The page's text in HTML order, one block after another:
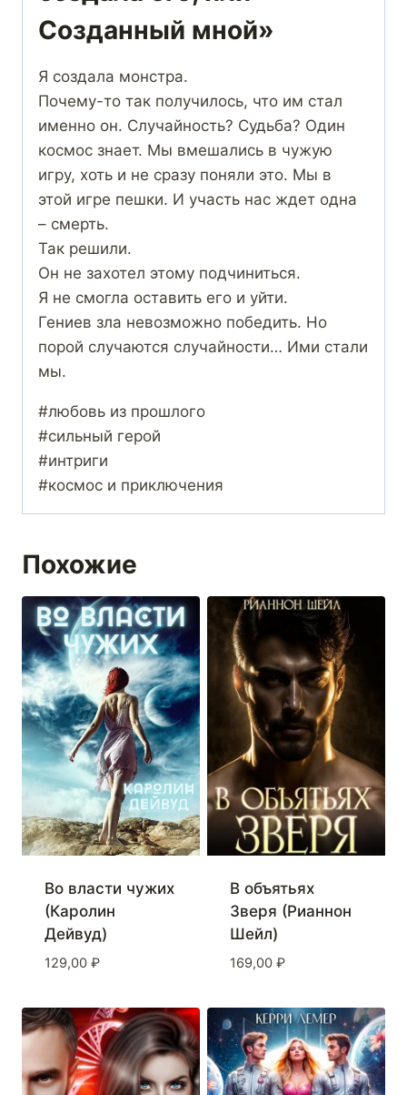
Созданный мной»
Я создала монстра.
Почему-то так получилось, что им стал
именно он. Случайность? Судьба? Один
космос знает. Мы вмешались в чужую
игру, хоть и не сразу поняли это. Мы в
этой игре пешки. И участь нас ждет одна
– смерть.
Так решили.
Он не захотел этому подчиниться.
Я не смогла оставить его и уйти.
Гениев зла невозможно победить. Но
порой случаются случайности… Ими стали
мы.
#любовь из прошлого
#сильный герой
#интриги
#космос и приключения
Похожие
Во власти чужих
(Каролин
Дейвуд)
129,00 ₽
В объятьях
Зверя (Рианнон
Шейл)
169,00 ₽